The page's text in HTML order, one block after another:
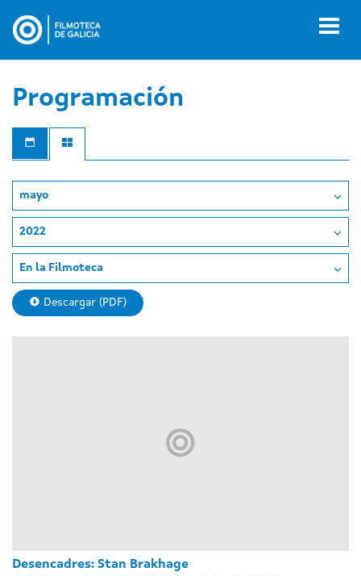
contenido
Programación
mayo
2022
En la Filmoteca
Descargar (PDF)
Desencadres: Stan Brakhage